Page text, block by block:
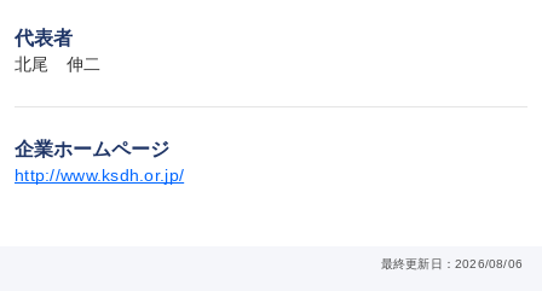
代表者
北尾　伸二
企業ホームページ
http://www.ksdh.or.jp/
最終更新日：2026/08/06